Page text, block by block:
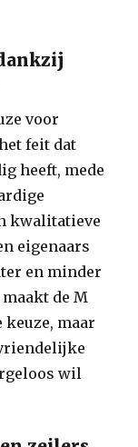
voor
feit dat
heeft, mede
kwalitatieve
eigenaars
en minder
de M
keuze, maar
wil